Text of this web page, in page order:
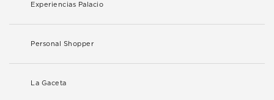
Experiencias Palacio
Personal Shopper
La Gaceta